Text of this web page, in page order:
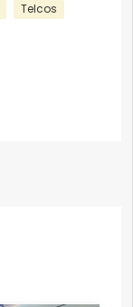
Telcos